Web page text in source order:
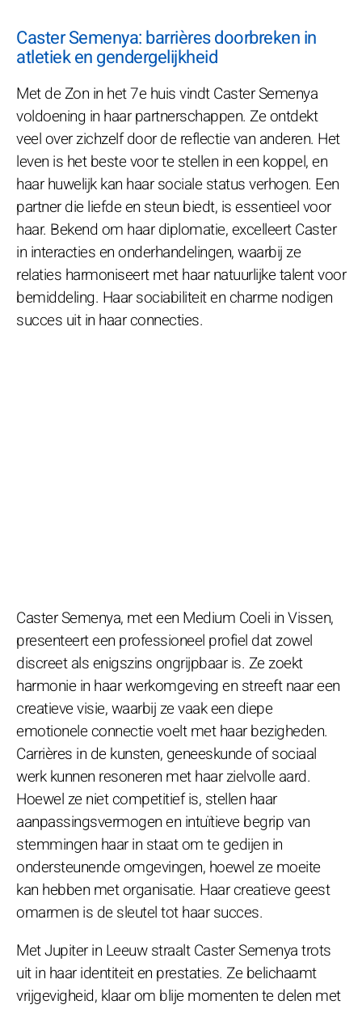
Caster Semenya: barrières doorbreken in
atletiek en gendergelijkheid
Met de Zon in het 7e huis vindt Caster Semenya
voldoening in haar partnerschappen. Ze ontdekt
veel over zichzelf door de reflectie van anderen. Het
leven is het beste voor te stellen in een koppel, en
haar huwelijk kan haar sociale status verhogen. Een
partner die liefde en steun biedt, is essentieel voor
haar. Bekend om haar diplomatie, excelleert Caster
in interacties en onderhandelingen, waarbij ze
relaties harmoniseert met haar natuurlijke talent voor
bemiddeling. Haar sociabiliteit en charme nodigen
succes uit in haar connecties.
Caster Semenya, met een Medium Coeli in Vissen,
presenteert een professioneel profiel dat zowel
discreet als enigszins ongrijpbaar is. Ze zoekt
harmonie in haar werkomgeving en streeft naar een
creatieve visie, waarbij ze vaak een diepe
emotionele connectie voelt met haar bezigheden.
Carrières in de kunsten, geneeskunde of sociaal
werk kunnen resoneren met haar zielvolle aard.
Hoewel ze niet competitief is, stellen haar
aanpassingsvermogen en intuïtieve begrip van
stemmingen haar in staat om te gedijen in
ondersteunende omgevingen, hoewel ze moeite
kan hebben met organisatie. Haar creatieve geest
omarmen is de sleutel tot haar succes.
Met Jupiter in Leeuw straalt Caster Semenya trots
uit in haar identiteit en prestaties. Ze belichaamt
vrijgevigheid, klaar om blije momenten te delen met